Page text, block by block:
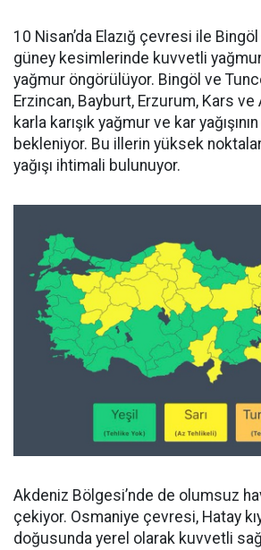
10 Nisan’da Elazığ çevresi ile
güney kesimlerinde kuvvetli yağmur
yağmur öngörülüyor. Bingöl ve
Erzincan, Bayburt, Erzurum, Kars ve
karla karışık yağmur ve kar
bekleniyor. Bu illerin yüksek
yağışı ihtimali bulunuyor.
Akdeniz Bölgesi’nde de olumsuz
çekiyor. Osmaniye çevresi, Hatay
doğusunda yerel olarak kuvvetli